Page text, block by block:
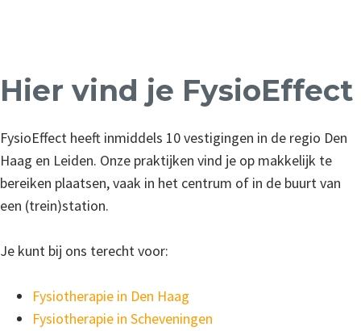
Hier vind je FysioEffect
FysioEffect heeft inmiddels 10 vestigingen in de regio Den
Haag en Leiden. Onze praktijken vind je op makkelijk te
bereiken plaatsen, vaak in het centrum of in de buurt van
een (trein)station.
Je kunt bij ons terecht voor:
Fysiotherapie in Den Haag
Fysiotherapie in Scheveningen